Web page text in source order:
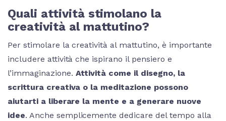
Quali attività stimolano la
creatività al mattutino?
Per stimolare la creatività al mattutino, è importante
includere attività che ispirano il pensiero e
l’immaginazione. Attività come il disegno, la
scrittura creativa o la meditazione possono
aiutarti a liberare la mente e a generare nuove
idee. Anche semplicemente dedicare del tempo alla